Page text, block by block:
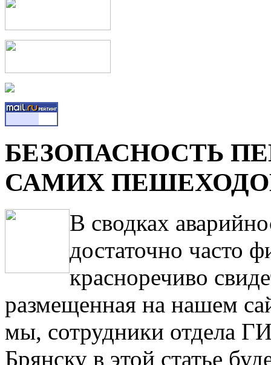
БЕЗОПАСНОСТЬ
САМИХ
В сводках
достаточно часто
красноречиво
размещенная на нашем
мы, сотрудники отдела
Брянску в этой статье